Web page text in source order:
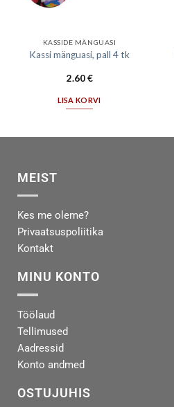
KASSIDE MÄNGUASI
Kassi mänguasi, pall 4 tk
2.60€
LISA KORVI
MEIST
Kes me oleme?
Privaatsuspoliitika
Kontakt
MINU KONTO
Töölaud
Tellimused
Aadressid
Konto andmed
OSTUJUHIS